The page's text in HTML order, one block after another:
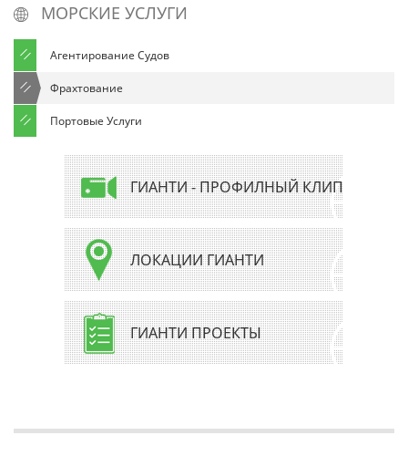
МОРСКИЕ УСЛУГИ
Агентирование Cудов
Фрахтование
Портовые Услуги
ГИАНТИ - ПРОФИЛНЫЙ КЛИП
ЛОКАЦИИ ГИАНТИ
ГИАНТИ ПРОЕКТЫ